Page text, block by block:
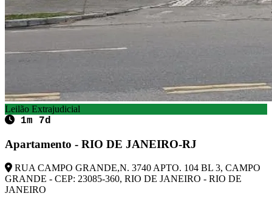
Leilão Extrajudicial
1m 7d
Apartamento - RIO DE JANEIRO-RJ
RUA CAMPO GRANDE,N. 3740 APTO. 104 BL 3, CAMPO
GRANDE - CEP: 23085-360, RIO DE JANEIRO - RIO DE
JANEIRO